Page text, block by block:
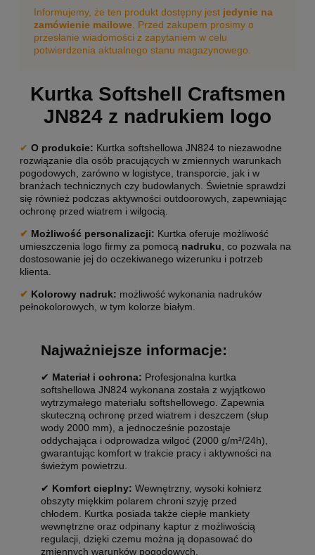
Informujemy, że ten produkt dostępny jest jedynie na
zamówienie mailowe . Przed zakupem prosimy o
przesłanie wiadomości z zapytaniem w celu
potwierdzenia aktualnego stanu magazynowego.
Kurtka Softshell Craftsmen
JN824 z nadrukiem logo
✔ O produkcie: Kurtka softshellowa JN824 to niezawodne
rozwiązanie dla osób pracujących w zmiennych warunkach
pogodowych, zarówno w logistyce, transporcie, jak i w
branżach technicznych czy budowlanych. Świetnie sprawdzi
się również podczas aktywności outdoorowych, zapewniając
ochronę przed wiatrem i wilgocią.
✔ Możliwość personalizacji: Kurtka oferuje możliwość
umieszczenia logo firmy za pomocą nadruku , co pozwala na
dostosowanie jej do oczekiwanego wizerunku i potrzeb
klienta.
✔ Kolorowy nadruk: możliwość wykonania nadruków
pełnokolorowych, w tym kolorze białym.
Najważniejsze informacje:
✔ Materiał i ochrona: Profesjonalna kurtka
softshellowa JN824 wykonana została z wyjątkowo
wytrzymałego materiału softshellowego. Zapewnia
skuteczną ochronę przed wiatrem i deszczem (słup
wody 2000 mm), a jednocześnie pozostaje
oddychająca i odprowadza wilgoć (2000 g/m²/24h),
gwarantując komfort w trakcie pracy i aktywności na
świeżym powietrzu.
✔ Komfort cieplny: Wewnętrzny, wysoki kołnierz
obszyty miękkim polarem chroni szyję przed
chłodem. Kurtka posiada także ciepłe mankiety
wewnętrzne oraz odpinany kaptur z możliwością
regulacji, dzięki czemu można ją dopasować do
zmiennych warunków pogodowych.